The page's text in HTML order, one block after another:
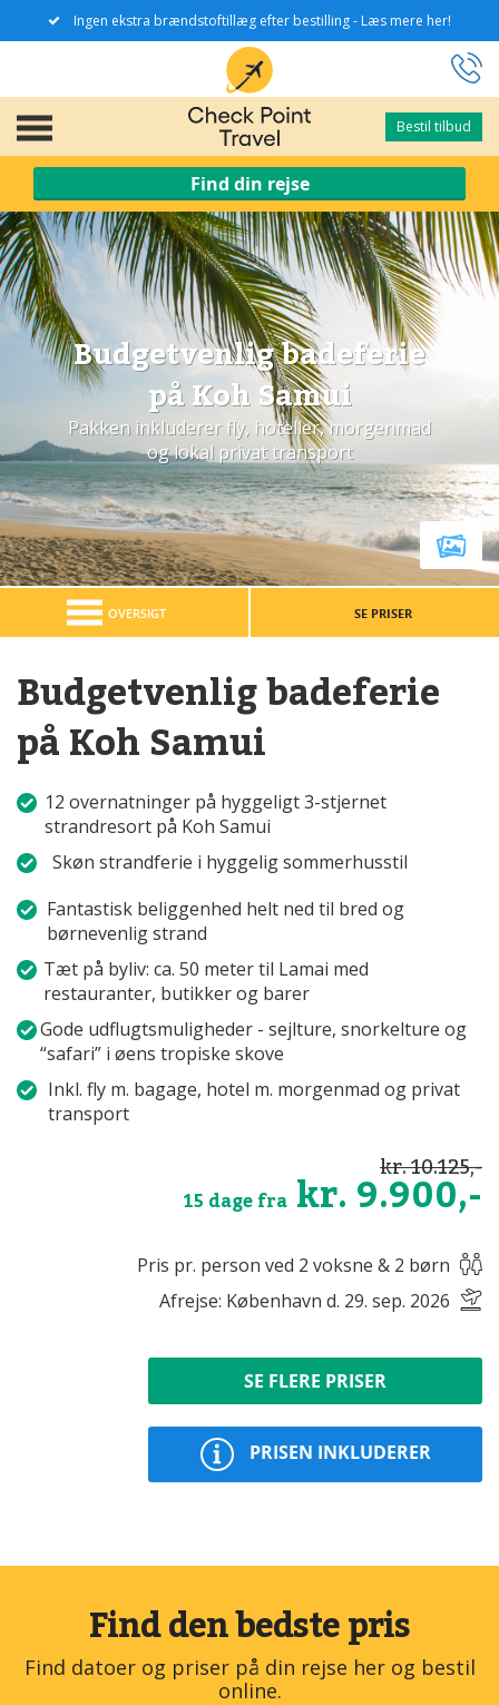
Ingen ekstra brændstoftillæg efter bestilling - Læs mere her!
Bestil tilbud
Bestil tilbud
Find din rejse
Budgetvenlig badeferie
på Koh Samui
Pakken inkluderer fly, hoteller, morgenmad
og lokal privat transport
OVERSIGT SE PRISER
Budgetvenlig badeferie
på Koh Samui
12 overnatninger på hyggeligt 3-stjernet
strandresort på Koh Samui
Skøn strandferie i hyggelig sommerhusstil
Fantastisk beliggenhed helt ned til bred og
børnevenlig strand
Tæt på byliv: ca. 50 meter til Lamai med
restauranter, butikker og barer
Gode udflugtsmuligheder - sejlture, snorkelture og
“safari” i øens tropiske skove
Inkl. fly m. bagage, hotel m. morgenmad og privat
transport
kr. 10.125,-
15 dage fra kr. 9.900,-
Pris pr. person ved 2 voksne & 2 børn
Afrejse: København d. 29. sep. 2026
SE FLERE PRISER
PRISEN INKLUDERER
Find den bedste pris
Find datoer og priser på din rejse her og bestil
online.